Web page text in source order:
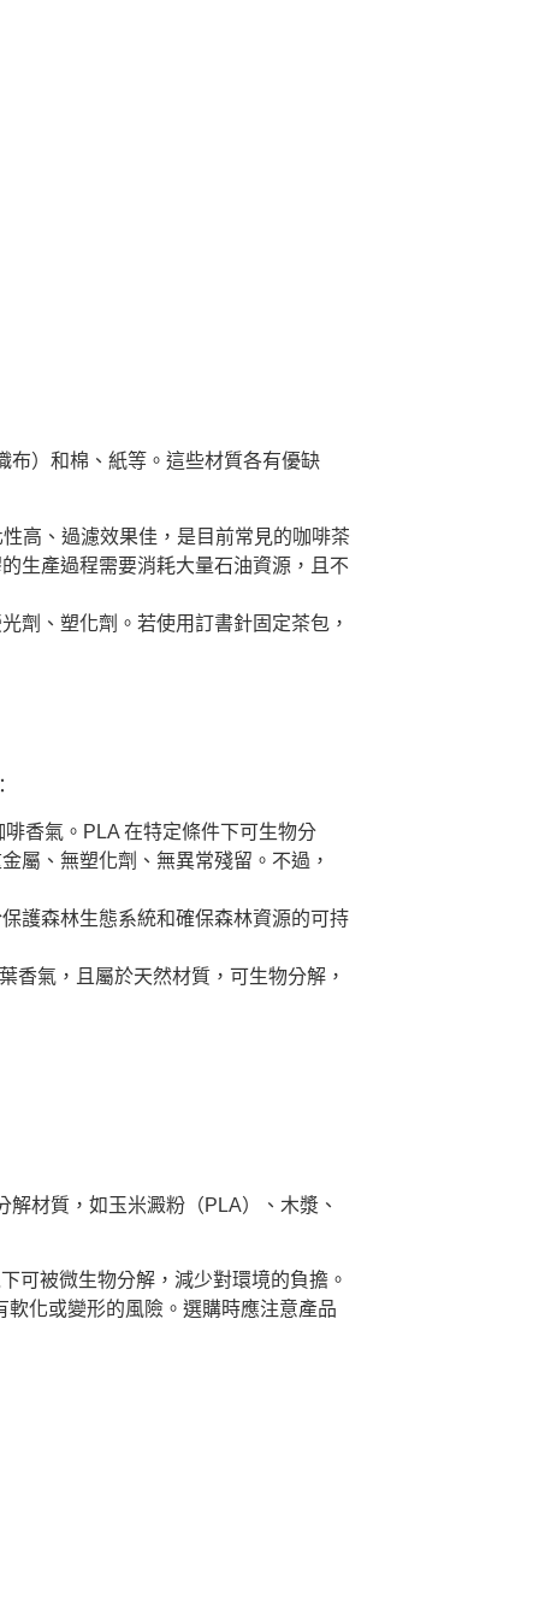
布）和棉、紙等。這些材質各有優缺
高、過濾效果佳，是目前常見的咖啡茶
生產過程需要消耗大量石油資源，且不
劑、塑化劑。若使用訂書針固定茶包，
香氣。PLA 在特定條件下可生物分
屬、無塑化劑、無異常殘留。不過，
護森林生態系統和確保森林資源的可持
香氣，且屬於天然材質，可生物分解，
材質，如玉米澱粉（PLA）、木漿、
可被微生物分解，減少對環境的負擔。
化或變形的風險。選購時應注意產品